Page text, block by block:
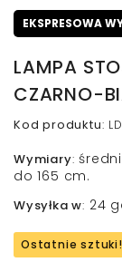
EKSPRESOWA
LAMPA
CZARNO-
Kod produktu:
Wymiary:
do 165 cm.
Wysyłka w: 24
Ostatnie sztuki!